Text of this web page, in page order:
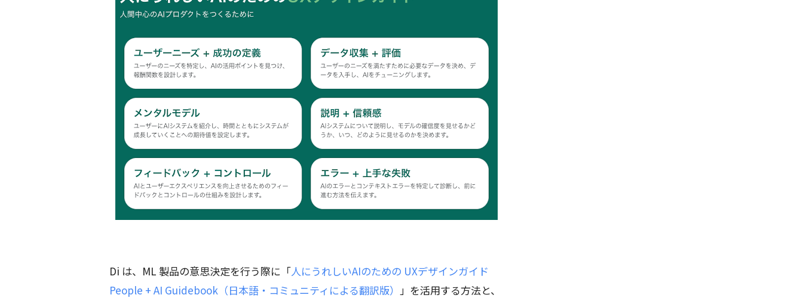
Di は、ML 製品の意思決定を行う際に「人にうれしいAIのための UXデザインガイド
People + AI Guidebook（日本語・コミュニティによる翻訳版） 」を活用する方法と、